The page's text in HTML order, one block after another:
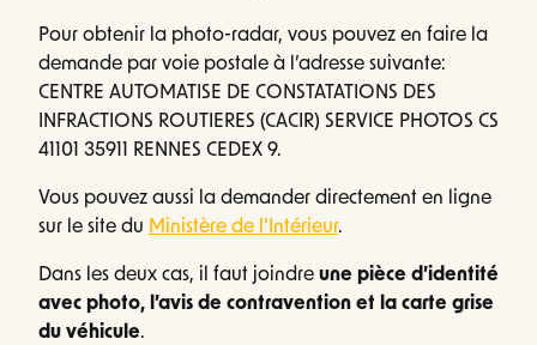
Pour obtenir la photo-radar, vous pouvez en faire la
demande par voie postale à l’adresse suivante:
CENTRE AUTOMATISE DE CONSTATATIONS DES
INFRACTIONS ROUTIERES (CACIR) SERVICE PHOTOS CS
41101 35911 RENNES CEDEX 9.
Vous pouvez aussi la demander directement en ligne
sur le site du Ministère de l’Intérieur.
Dans les deux cas, il faut joindre une pièce d’identité
avec photo, l’avis de contravention et la carte grise
du véhicule.